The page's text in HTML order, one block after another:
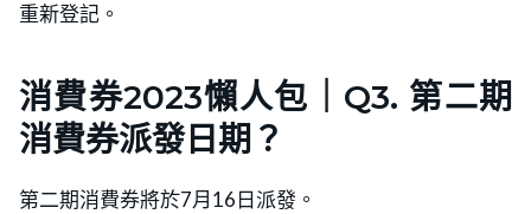
重新登記。
消費券2023懶人包｜Q3. 第二期
消費券派發日期？
第二期消費券將於7月16日派發。